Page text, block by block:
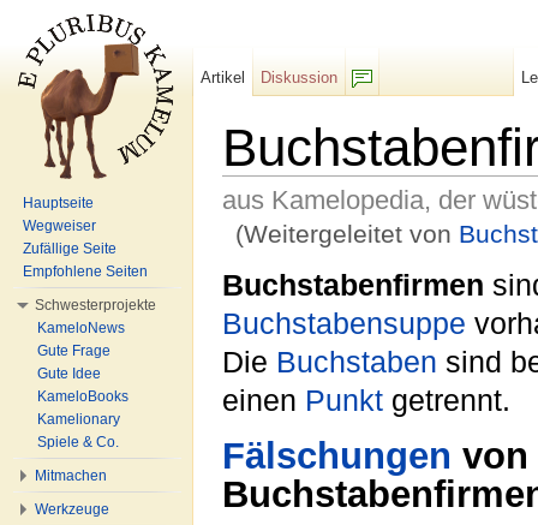
aus Kamelopedia, der
(Weitergeleitet von
Buchstabenfirmen
Buchstabensuppe
Die Buchstaben sind
einen Punkt getrennt.
Fälschungen von
Artikel
Diskussion
Hauptseite
Wegweiser
Zufällige Seite
Empfohlene Seiten
Schwesterprojekte
KameloNews
Gute Frage
Gute Idee
KameloBooks
Kamelionary
Spiele & Co.
Mitmachen
Werkzeuge